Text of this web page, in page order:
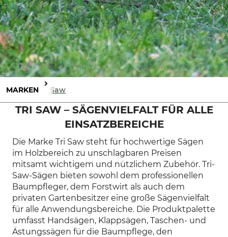
MARKEN Tri Saw
TRI SAW – SÄGENVIELFALT FÜR ALLE
EINSATZBEREICHE
Die Marke Tri Saw steht für hochwertige Sägen
im Holzbereich zu unschlagbaren Preisen
mitsamt wichtigem und nützlichem Zubehör. Tri-
Saw-Sägen bieten sowohl dem professionellen
Baumpfleger, dem Forstwirt als auch dem
privaten Gartenbesitzer eine große Sägenvielfalt
für alle Anwendungsbereiche. Die Produktpalette
umfasst Handsägen, Klappsägen, Taschen- und
Ästungssägen für die Baumpflege, den